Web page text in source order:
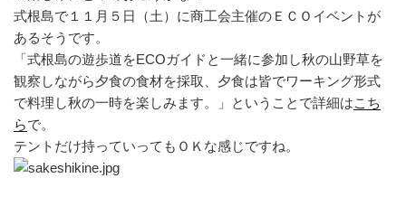
式根島で１１月５日（土）に商工会主催のＥＣＯイベントが
あるそうです。
「式根島の遊歩道をECOガイドと一緒に参加し秋の山野草を
観察しながら夕食の食材を採取、夕食は皆でワーキング形式
で料理し秋の一時を楽しみます。」ということで詳細はこち
らで。
テントだけ持っていってもＯＫな感じですね。